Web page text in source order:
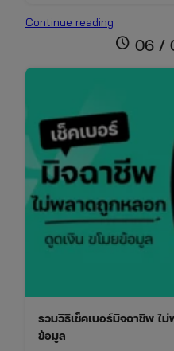
Continue reading
วันพระ
เช็ก
วัน
มงคล
ไทย-
จีน
และ
เทศกาล
สารท
จีน
schedule 06 /
รวมวิธีเช็คเบอร์มิจฉาชีพ ไ
ข้อมูล